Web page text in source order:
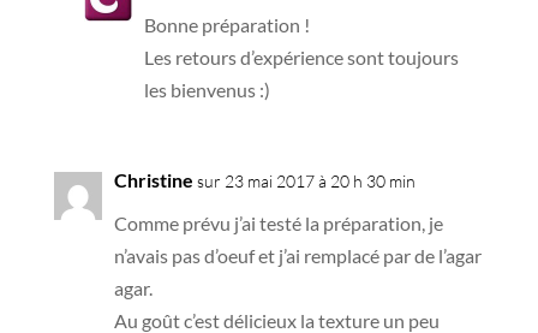
Bonne préparation !
Les retours d’expérience sont toujours
les bienvenus :)
Christine sur 23 mai 2017 à 20 h 30 min
Comme prévu j’ai testé la préparation, je
n’avais pas d’oeuf et j’ai remplacé par de l’agar
agar.
Au goût c’est délicieux la texture un peu